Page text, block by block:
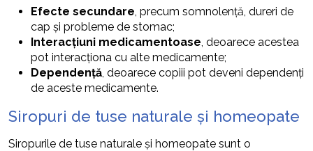
Efecte secundare , precum somnolență, dureri de
cap și probleme de stomac;
Interacțiuni medicamentoase , deoarece acestea
pot interacționa cu alte medicamente;
Dependență , deoarece copiii pot deveni dependenți
de aceste medicamente.
Siropuri de tuse naturale și homeopate
Siropurile de tuse naturale și homeopate sunt o